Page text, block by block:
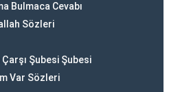
Bulmaca Cevabı
Sözleri
Şubesi Şubesi
Var Sözleri